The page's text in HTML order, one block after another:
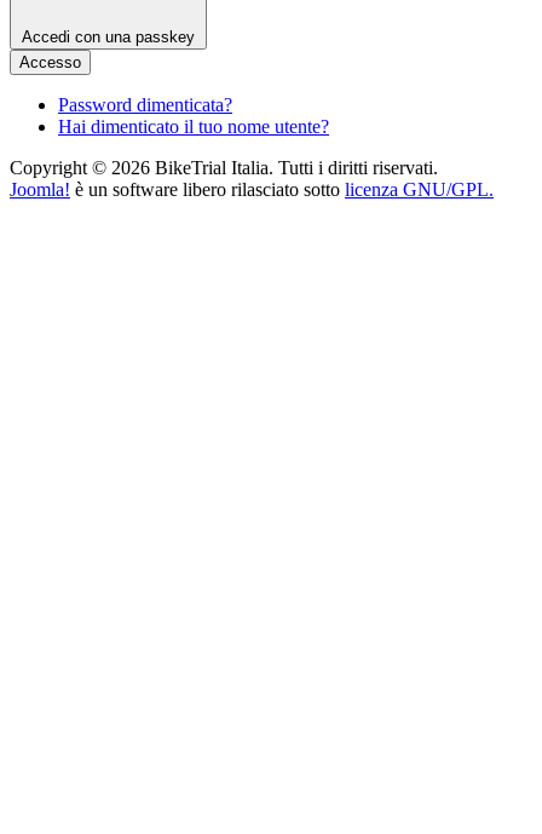
Accedi con una passkey
Accesso
Password dimenticata?
Hai dimenticato il tuo nome utente?
Copyright © 2026 BikeTrial Italia. Tutti i diritti riservati.
Joomla! è un software libero rilasciato sotto licenza GNU/GPL.